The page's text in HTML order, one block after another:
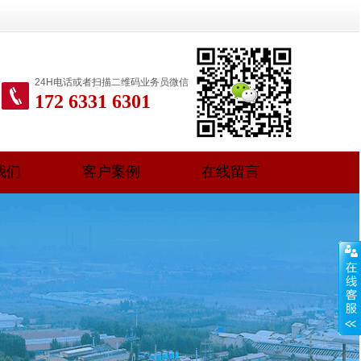
24H电话或者扫描二维码业务员微信
172 6331 6301
们 客户案例 在线留言